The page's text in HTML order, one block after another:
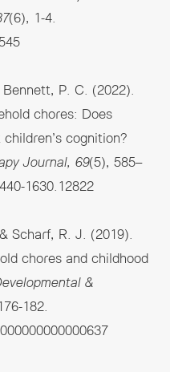
(6), 1-4.
P. C. (2022).
chores: Does
cognition?
Journal, 69(5), 585–
1630.12822
Scharf, R. J. (2019).
chores and childhood
&
182.